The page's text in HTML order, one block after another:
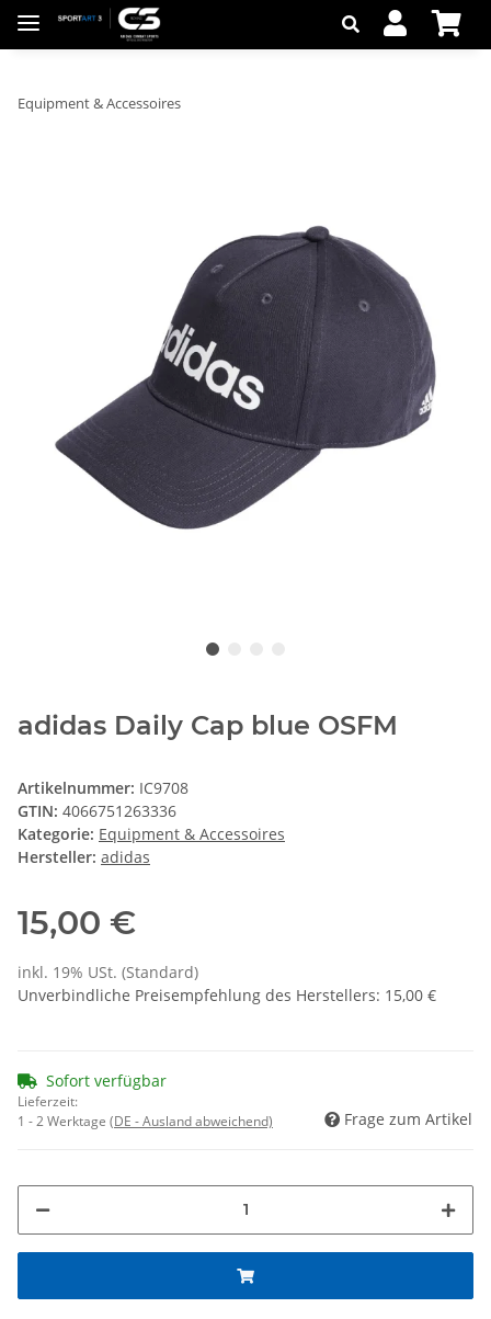
Equipment & Accessoires
adidas Daily Cap blue OSFM
Artikelnummer: IC9708
GTIN: 4066751263336
Kategorie: Equipment & Accessoires
Hersteller: adidas
15,00 €
inkl. 19% USt. (Standard)
Unverbindliche Preisempfehlung des Herstellers: 15,00 €
Sofort verfügbar
Lieferzeit:
1 - 2 Werktage (DE - Ausland abweichend) Frage zum Artikel